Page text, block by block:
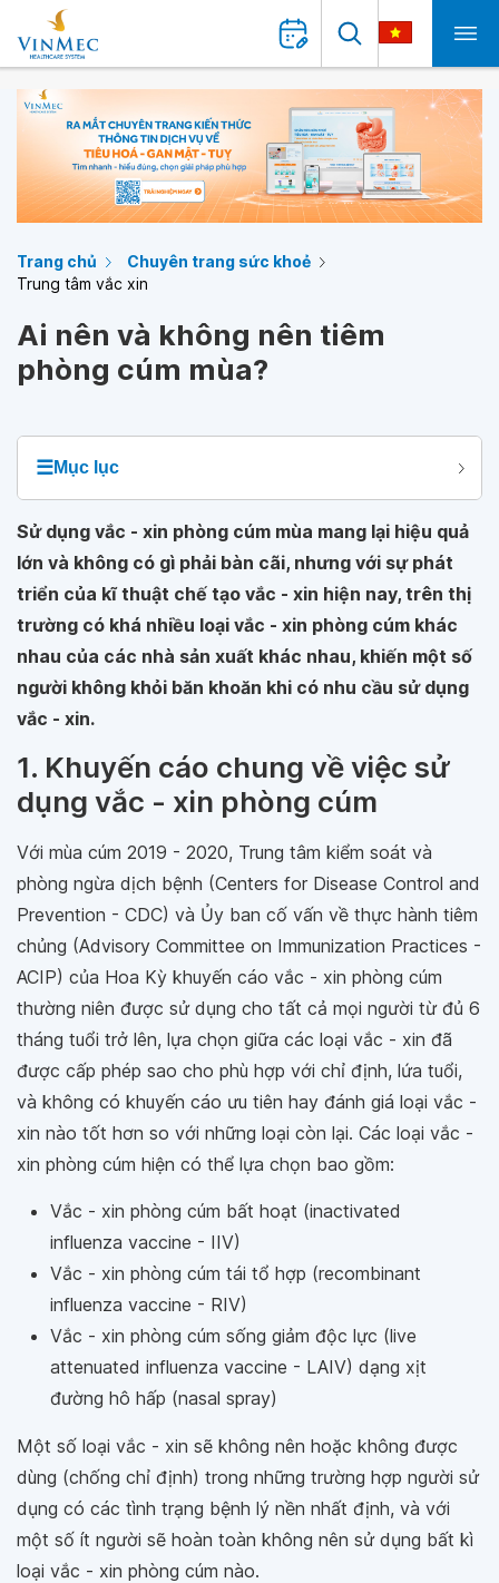
Trang chủ
Chuyên trang sức khoẻ
Trung tâm vắc xin
Ai nên và không nên tiêm
phòng cúm mùa?
☰Mục lục
Sử dụng vắc - xin phòng cúm mùa mang lại hiệu quả
lớn và không có gì phải bàn cãi, nhưng với sự phát
triển của kĩ thuật chế tạo vắc - xin hiện nay, trên thị
trường có khá nhiều loại vắc - xin phòng cúm khác
nhau của các nhà sản xuất khác nhau, khiến một số
người không khỏi băn khoăn khi có nhu cầu sử dụng
vắc - xin.
1. Khuyến cáo chung về việc sử
dụng vắc - xin phòng cúm
Với mùa cúm 2019 - 2020, Trung tâm kiểm soát và
phòng ngừa dịch bệnh (Centers for Disease Control and
Prevention - CDC) và Ủy ban cố vấn về thực hành tiêm
chủng (Advisory Committee on Immunization Practices -
ACIP) của Hoa Kỳ khuyến cáo vắc - xin phòng cúm
thường niên được sử dụng cho tất cả mọi người từ đủ 6
tháng tuổi trở lên, lựa chọn giữa các loại vắc - xin đã
được cấp phép sao cho phù hợp với chỉ định, lứa tuổi,
và không có khuyến cáo ưu tiên hay đánh giá loại vắc -
xin nào tốt hơn so với những loại còn lại. Các loại vắc -
xin phòng cúm hiện có thể lựa chọn bao gồm:
Vắc - xin phòng cúm bất hoạt (inactivated
influenza vaccine - IIV)
Vắc - xin phòng cúm tái tổ hợp (recombinant
influenza vaccine - RIV)
Vắc - xin phòng cúm sống giảm độc lực (live
attenuated influenza vaccine - LAIV) dạng xịt
đường hô hấp (nasal spray)
Một số loại vắc - xin sẽ không nên hoặc không được
dùng (chống chỉ định) trong những trường hợp người sử
dụng có các tình trạng bệnh lý nền nhất định, và với
một số ít người sẽ hoàn toàn không nên sử dụng bất kì
loại vắc - xin phòng cúm nào.